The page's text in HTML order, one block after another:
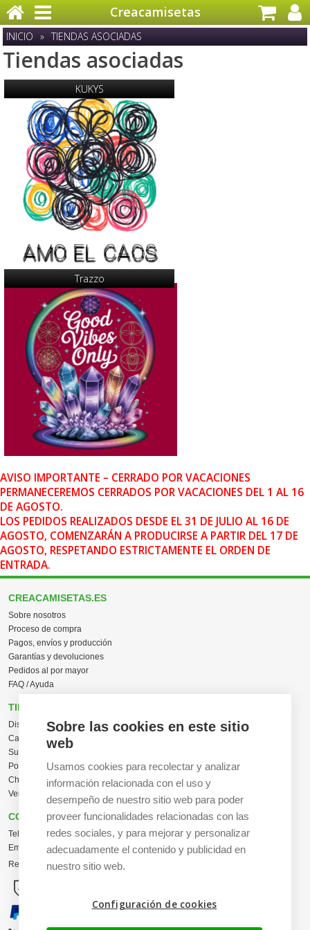
Sobre las cookies en este sitio
web
Usamos cookies para recolectar y analizar
información relacionada con el uso y
desempeño de nuestro sitio web para poder
proveer funcionalidades relacionadas con las
redes sociales, y para mejorar y personalizar
adecuadamente el contenido y publicidad en
nuestro sitio web.
Configuración de cookies
Creacamisetas
INICIO » TIENDAS ASOCIADAS
Tiendas asociadas
KUKYS
Trazzo
AVISO IMPORTANTE – CERRADO POR VACACIONES
PERMANECEREMOS CERRADOS POR VACACIONES DEL 1 AL 16
DE AGOSTO.
LOS PEDIDOS REALIZADOS DESDE EL 31 DE JULIO AL 16 DE
AGOSTO, COMENZARÁN A PRODUCIRSE A PARTIR DEL 17 DE
AGOSTO, RESPETANDO ESTRICTAMENTE EL ORDEN DE
ENTRADA.
CREACAMISETAS.ES
Sobre nosotros
Proceso de compra
Pagos, envíos y producción
Garantías y devoluciones
Pedidos al por mayor
FAQ / Ayuda
TIENDA ONLINE
Diseña en línea ahora
Camisetas personalizadas
Sudaderas personalizadas
Polos personalizados
Chaquetas Softshell
Ver todas las categorías
CONTACTO
Tel:
+34 665 617 305
Email:
info@creacamisetas.es
Registro y cupones descuento